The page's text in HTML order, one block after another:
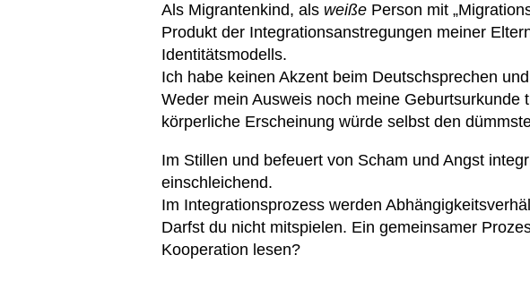
Als Migrantenkind, als weiße Person mit
Produkt der Integrationsanstregungen meiner
Identitätsmodells.
Ich habe keinen Akzent beim Deutschsprechen
Weder mein Ausweis noch meine
körperliche Erscheinung würde selbst den
Im Stillen und befeuert von Scham und Angst
einschleichend.
Im Integrationsprozess werden
Darfst du nicht mitspielen. Ein gemeinsamer
Kooperation lesen?